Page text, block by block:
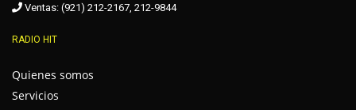
Ventas: (921) 212-2167, 212-9844
RADIO HIT
Quienes somos
Servicios